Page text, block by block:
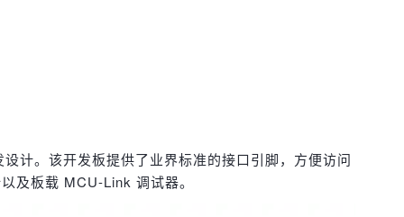
计。该开发板提供了业界标准的接口引脚，方便访问
及板载 MCU-Link 调试器。